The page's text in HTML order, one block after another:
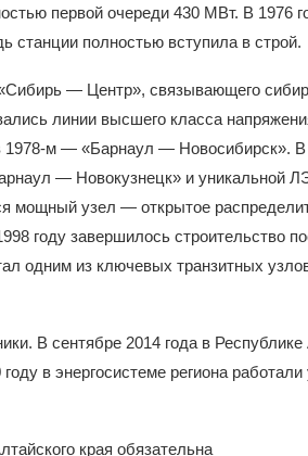
первой очереди 430 МВт. В 1976
станции полностью вступила в строй.
— Центр», связывающего
линии высшего класса
м — «Барнаул — Новосибирск». В
— Новокузнецк» и уникальной
мощный узел — открытое
году завершилось строительство
одним из ключевых транзитных
В сентябре 2014 года в Республике
в энергосистеме региона
края обязательна